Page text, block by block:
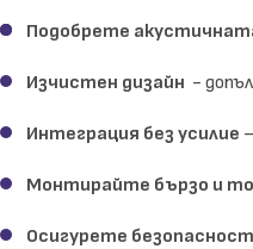
Подобрете
Изчистен дизайн -
Интеграция без усилие
Монтирайте бързо и
Осигурете